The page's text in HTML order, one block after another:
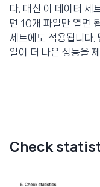
다. 대신 이 데이터 세
면 10개 파일만 열면
세트에도 적용됩니다.
일이 더 나은 성능을
Check